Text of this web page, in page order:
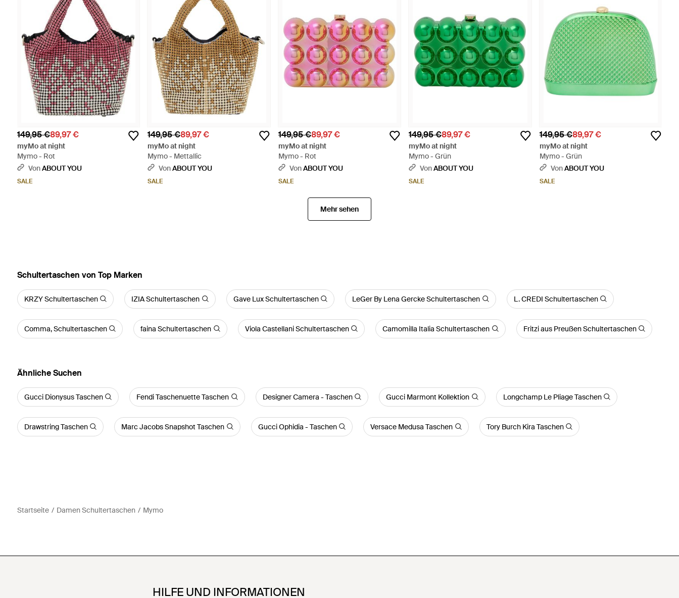
149,95 €89,97 €
myMo at night
Mymo - Rot
VonABOUT YOU
SALE
149,95 €89,97 €
myMo at night
Mymo - Mettallic
VonABOUT YOU
SALE
149,95 €89,97 €
myMo at night
Mymo - Rot
VonABOUT YOU
SALE
149,95 €89,97 €
myMo at night
Mymo - Grün
VonABOUT YOU
SALE
149,95 €89,97 €
myMo at night
Mymo - Grün
VonABOUT YOU
SALE
Mehr sehen
Schultertaschen von Top Marken
KRZY Schultertaschen IZIA Schultertaschen Gave Lux Schultertaschen LeGer By Lena Gercke Schultertaschen L. CREDI Schultertaschen
Comma, Schultertaschen faina Schultertaschen Viola Castellani Schultertaschen Camomilla Italia Schultertaschen Fritzi aus Preußen Schultertaschen
Ähnliche Suchen
Gucci Dionysus Taschen Fendi Taschenuette Taschen Designer Camera - Taschen Gucci Marmont Kollektion Longchamp Le Pliage Taschen
Drawstring Taschen Marc Jacobs Snapshot Taschen Gucci Ophidia - Taschen Versace Medusa Taschen Tory Burch Kira Taschen
Startseite Damen Schultertaschen Mymo
HILFE UND INFORMATIONEN